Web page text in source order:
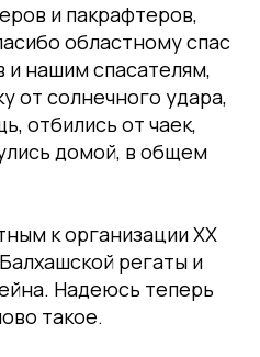
и пакрафтеров,
областному спас
и нашим спасателям,
от солнечного удара,
отбились от чаек,
домой, в общем
к организации ХХ
регаты и
Надеюсь теперь
такое.